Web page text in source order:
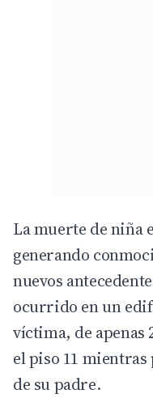
La muerte de niña
generando
nuevos
ocurrido en un
víctima, de apenas
el piso 11
de su padre.